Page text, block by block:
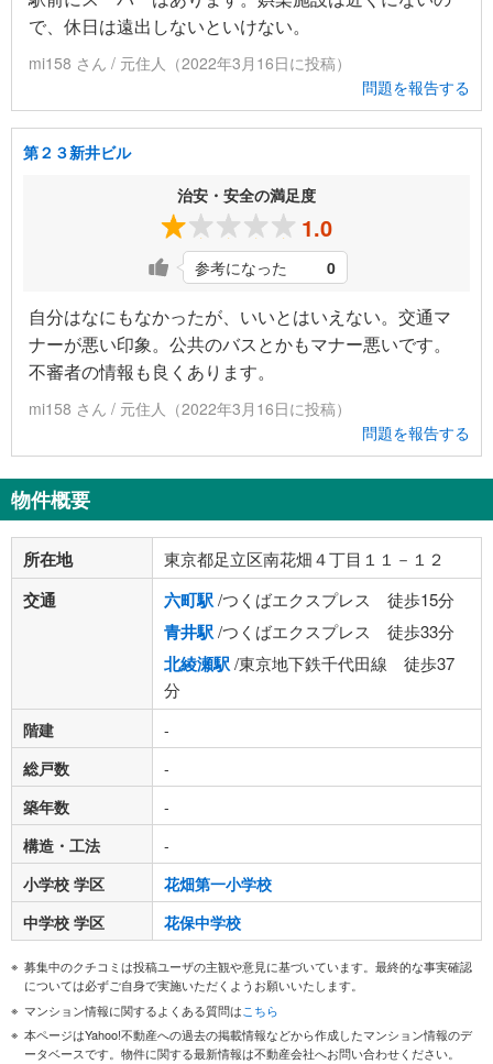
で、休日は遠出しないといけない。
mi158 さん / 元住人（2022年3月16日に投稿）
問題を報告する
第２３新井ビル
治安・安全の満足度
1.0
参考になった 0
自分はなにもなかったが、いいとはいえない。交通マ
ナーが悪い印象。公共のバスとかもマナー悪いです。
不審者の情報も良くあります。
mi158 さん / 元住人（2022年3月16日に投稿）
問題を報告する
物件概要
所在地 東京都足立区南花畑４丁目１１－１２
交通 六町駅/つくばエクスプレス 徒歩15分
青井駅/つくばエクスプレス 徒歩33分
北綾瀬駅/東京地下鉄千代田線 徒歩37
分
階建
-
総戸数
-
築年数
-
構造・工法
-
小学校 学区
花畑第一小学校
中学校 学区
花保中学校
募集中のクチコミは投稿ユーザの主観や意見に基づいています。最終的な事実確認
については必ずご自身で実施いただくようお願いいたします。
マンション情報に関するよくある質問はこちら
本ページはYahoo!不動産への過去の掲載情報などから作成したマンション情報のデ
ータベースです。物件に関する最新情報は不動産会社へお問い合わせください。